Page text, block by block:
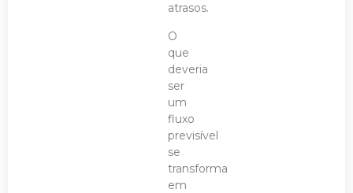
atrasos.
O
que
deveria
ser
um
fluxo
previsível
se
transforma
em